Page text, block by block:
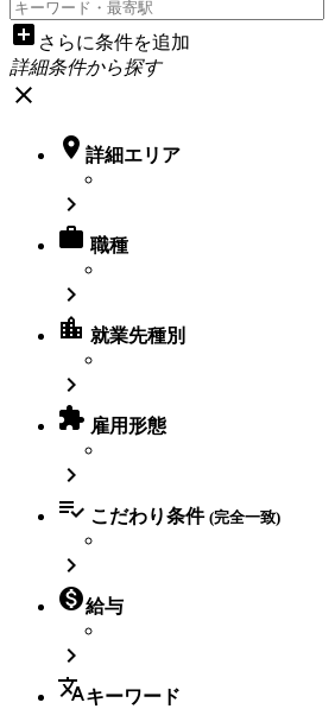
add_box さらに条件を追加
詳細条件から探す
close
 詳細エリア

 職種

location_city 就業先種別

 雇用形態

 こだわり条件 (完全一致)

給与

translateキーワード